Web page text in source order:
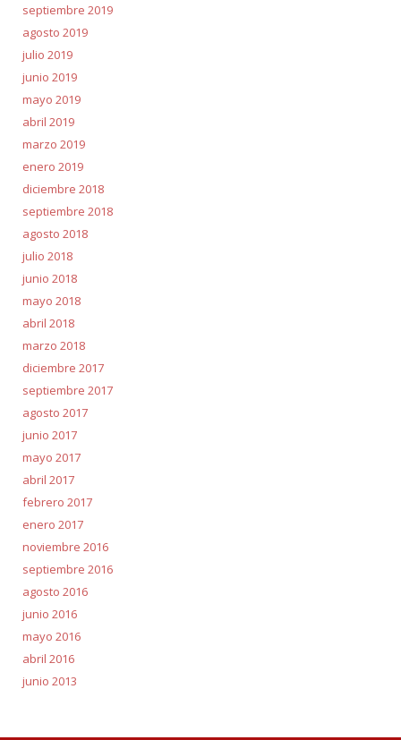
septiembre 2019
agosto 2019
julio 2019
junio 2019
mayo 2019
abril 2019
marzo 2019
enero 2019
diciembre 2018
septiembre 2018
agosto 2018
julio 2018
junio 2018
mayo 2018
abril 2018
marzo 2018
diciembre 2017
septiembre 2017
agosto 2017
junio 2017
mayo 2017
abril 2017
febrero 2017
enero 2017
noviembre 2016
septiembre 2016
agosto 2016
junio 2016
mayo 2016
abril 2016
junio 2013